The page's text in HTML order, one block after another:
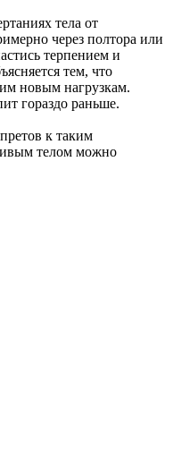
тела от
через полтора или
терпением и
тем, что
новым нагрузкам.
гораздо раньше.
к таким
телом можно